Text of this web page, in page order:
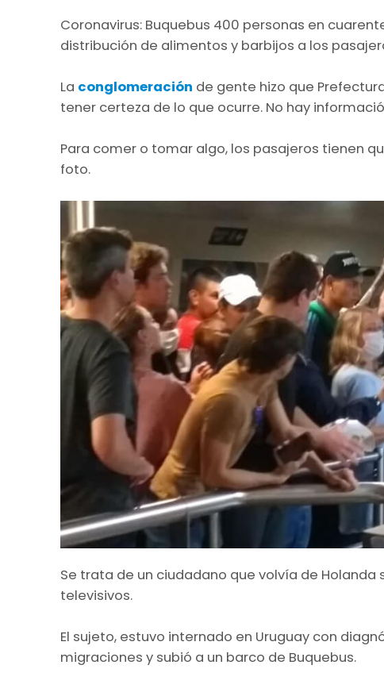
Coronavirus: Buquebus 400 personas en
distribución de alimentos y barbijos a los
La conglomeración de gente hizo que
tener certeza de lo que ocurre. No hay
Para comer o tomar algo, los pasajeros tienen
foto.
Se trata de un ciudadano que volvía de
televisivos.
El sujeto, estuvo internado en Uruguay con
migraciones y subió a un barco de Buquebus.